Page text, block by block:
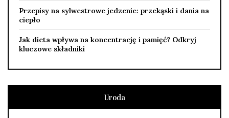
Przepisy na sylwestrowe jedzenie: przekąski i dania na
ciepło
Jak dieta wpływa na koncentrację i pamięć? Odkryj
kluczowe składniki
Uroda